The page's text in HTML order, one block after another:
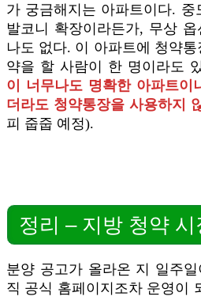
가 궁금해지는 아파트이다.
발코니 확장이라든가, 무상
나도 없다. 이 아파트에 청약
약을 할 사람이 한 명이라도
이 너무나도 명확한 아파트이
더라도 청약통장을 사용하지
피 줍줍 예정).
정리 – 지방 청약 시
분양 공고가 올라온 지 일주
직 공식 홈페이지조차 운영이